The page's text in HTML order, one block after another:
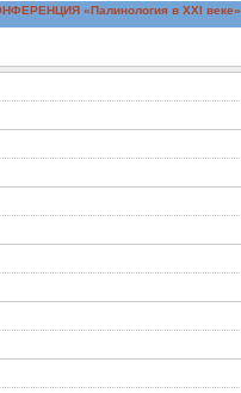
«Палинология в XXI веке»